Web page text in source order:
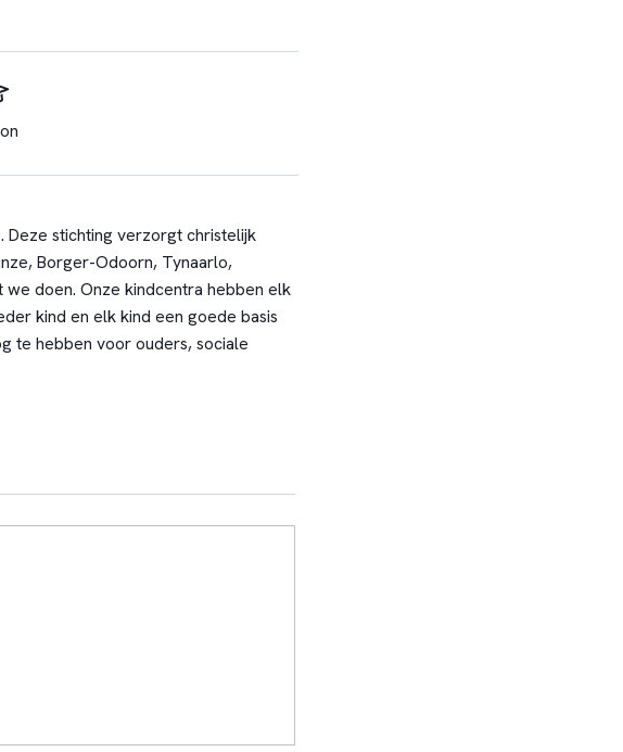
Deze stichting verzorgt christelijk
Borger-Odoorn, Tynaarlo,
doen. Onze kindcentra hebben elk
kind en elk kind een goede basis
te hebben voor ouders, sociale